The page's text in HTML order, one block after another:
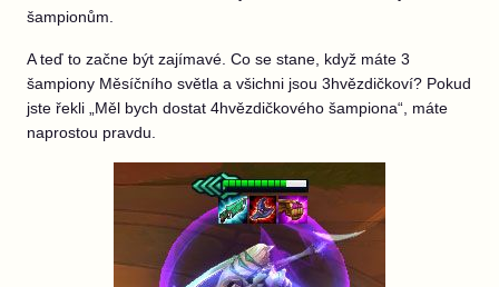
šampionům.
A teď to začne být zajímavé. Co se stane, když máte 3
šampiony Měsíčního světla a všichni jsou 3hvězdičkoví? Pokud
jste řekli „Měl bych dostat 4hvězdičkového šampiona“, máte
naprostou pravdu.